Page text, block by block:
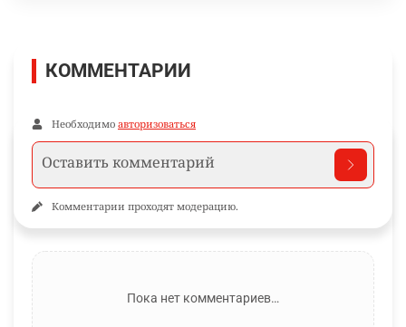
КОММЕНТАРИИ
Необходимо авторизоваться
Комментарии проходят модерацию.
Пока нет комментариев…